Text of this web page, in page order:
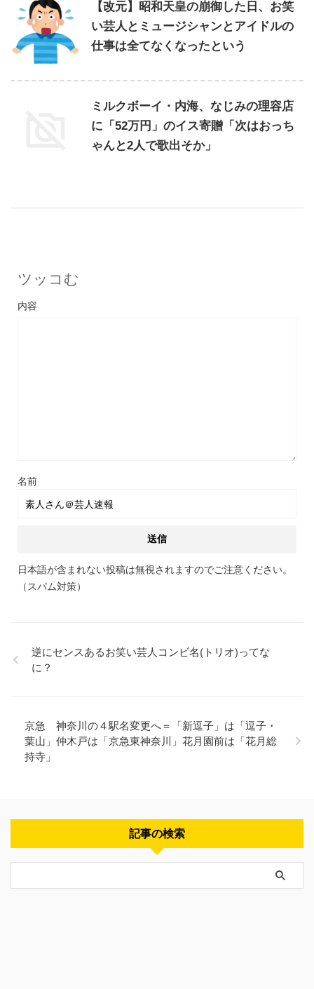
【改元】昭和天皇の崩御した日、お笑
い芸人とミュージシャンとアイドルの
仕事は全てなくなったという
ミルクボーイ・内海、なじみの理容店
に「52万円」のイス寄贈「次はおっち
ゃんと2人で歌出そか」
ツッコむ
名前
日本語が含まれない投稿は無視されますのでご注意ください。
（スパム対策）
逆にセンスあるお笑い芸人コンビ名(トリオ)ってな
に？
京急 神奈川の４駅名変更へ＝「新逗子」は「逗子・
葉山」仲木戸は「京急東神奈川」花月園前は「花月総
持寺」
記事の検索